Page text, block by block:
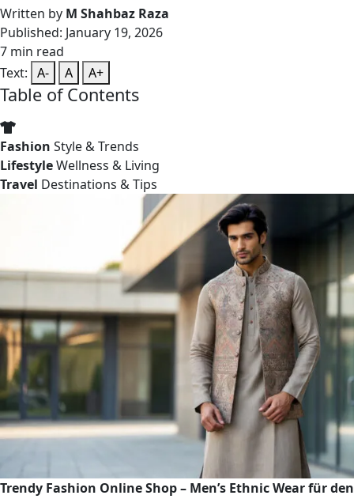
Written by M Shahbaz Raza
Published: January 19, 2026
7 min read
Text: A- A A+
Table of Contents
Fashion Style & Trends
LifestyleWellness & Living
Travel Destinations & Tips
Trendy Fashion Online Shop – Men’s Ethnic Wear für den